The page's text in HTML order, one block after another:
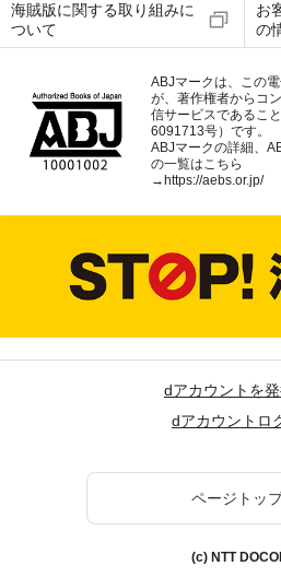
海賊版に関する取り組みに
ついて
お
の
ABJマークは、この
が、著作権者からコ
信サービスであるこ
6091713号）です。
ABJマークの詳細、
の一覧はこちら
→ https://aebs.or.jp/
dアカウントを
dアカウントロ
ページトッ
(c) NTT